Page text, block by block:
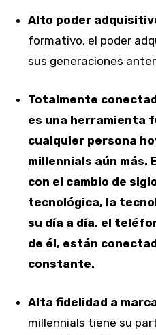
Alto poder
formativo, el poder
sus generaciones
Totalmente
es una herramienta
cualquier persona
millennials aún más.
con el cambio de
tecnológica, la
su día a día, el
de él, están
constante.
Alta fidelidad a
millennials tiene su